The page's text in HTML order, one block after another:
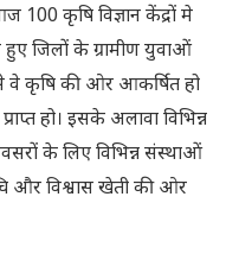
कृषि विज्ञान केंद्रों मे
हुए जिलों के ग्रामीण युवाओं
वे कृषि की ओर आकर्षित हो
हो। इसके अलावा विभिन्न
के लिए विभिन्न संस्थाओं
विश्वास खेती की ओर